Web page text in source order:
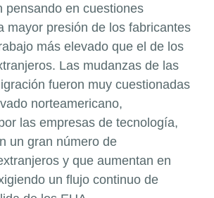
pensando en cuestiones
mayor presión de los fabricantes
más elevado que el de los
Las mudanzas de las
fueron muy cuestionadas
norteamericano,
las empresas de tecnología,
un gran número de
y que aumentan en
un flujo continuo de